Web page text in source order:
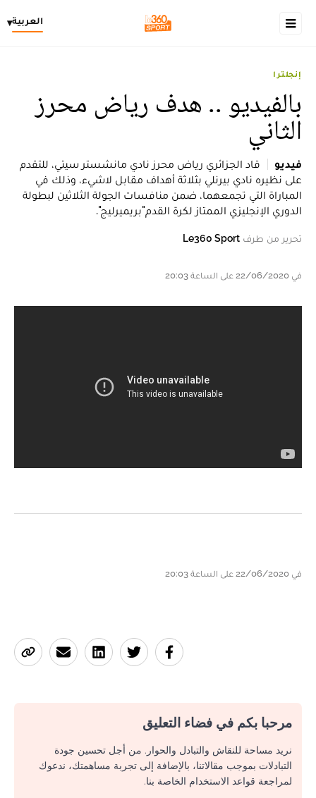
العربية▾
إنجلترا
بالفيديو .. هدف رياض محرز
الثاني
فيديو
قاد الجزائري رياض محرز نادي مانشستر سيتي، للتقدم
على نظيره نادي بيرنلي بثلاثة أهداف مقابل لاشيء، وذلك في
المباراة التي تجمعهما، ضمن منافسات الجولة الثلاثين لبطولة
الدوري الإنجليزي الممتاز لكرة القدم"بريميرليج".
تحرير من طرف Le360 Sport
في 22/06/2020 على الساعة 20:03
في 22/06/2020 على الساعة 20:03
مرحبا بكم في فضاء التعليق
نريد مساحة للنقاش والتبادل والحوار. من أجل تحسين جودة
التبادلات بموجب مقالاتنا، بالإضافة إلى تجربة مساهمتك، ندعوك
لمراجعة قواعد الاستخدام الخاصة بنا.